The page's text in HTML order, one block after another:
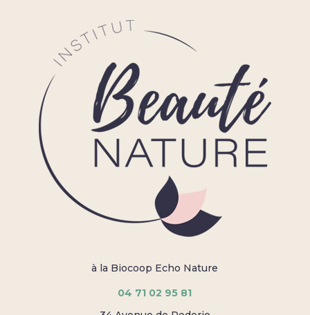
à la Biocoop Echo Nature
04 71 02 95 81